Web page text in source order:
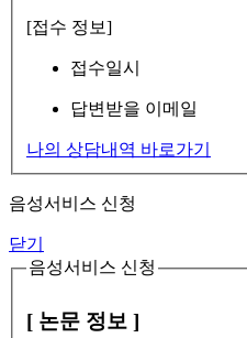
[접수 정보]
접수일시
답변받을 이메일
나의 상담내역 바로가기
음성서비스 신청
닫기
음성서비스 신청
[ 논문 정보 ]